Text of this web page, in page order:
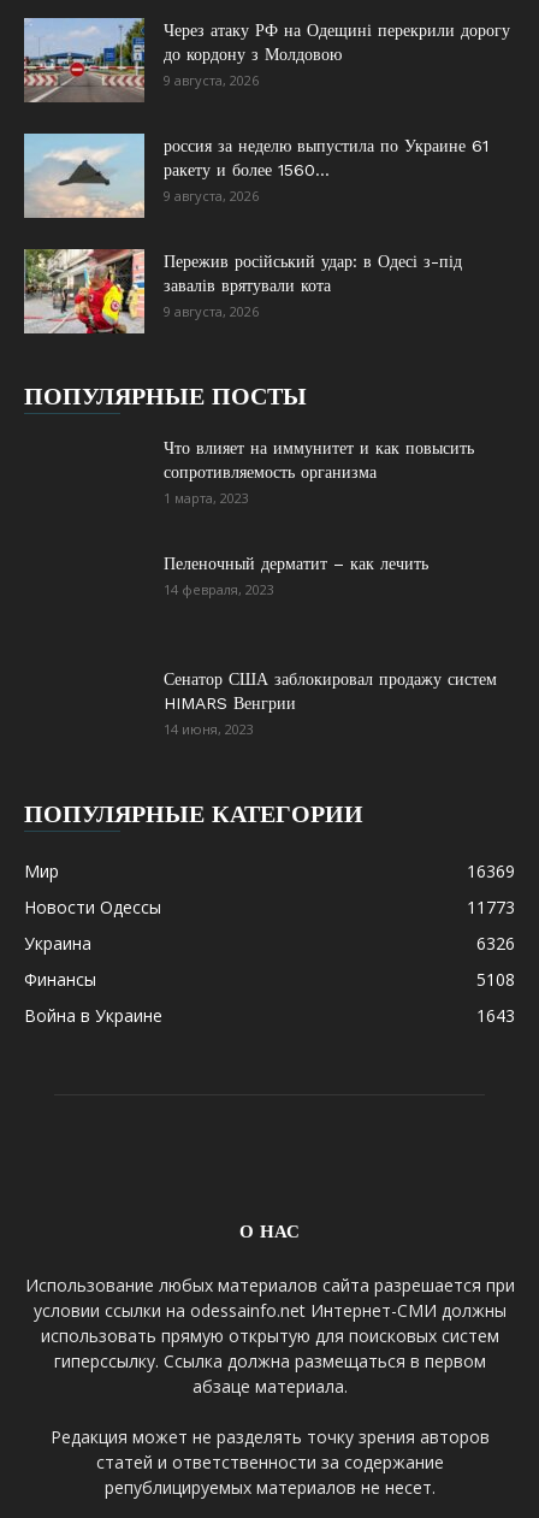
Через атаку РФ на Одещині перекрили дорогу
до кордону з Молдовою
9 августа, 2026
россия за неделю выпустила по Украине 61
ракету и более 1560...
9 августа, 2026
Пережив російський удар: в Одесі з-під
завалів врятували кота
9 августа, 2026
ПОПУЛЯРНЫЕ ПОСТЫ
Что влияет на иммунитет и как повысить
сопротивляемость организма
1 марта, 2023
Пеленочный дерматит – как лечить
14 февраля, 2023
Сенатор США заблокировал продажу систем
HIMARS Венгрии
14 июня, 2023
ПОПУЛЯРНЫЕ КАТЕГОРИИ
Мир
16369
Новости Одессы
11773
Украина
6326
Финансы
5108
Война в Украине
1643
О НАС
Использование любых материалов сайта разрешается при
условии ссылки на odessainfo.net Интернет-СМИ должны
использовать прямую открытую для поисковых систем
гиперссылку. Ссылка должна размещаться в первом
абзаце материала.
Редакция может не разделять точку зрения авторов
статей и ответственности за содержание
републицируемых материалов не несет.